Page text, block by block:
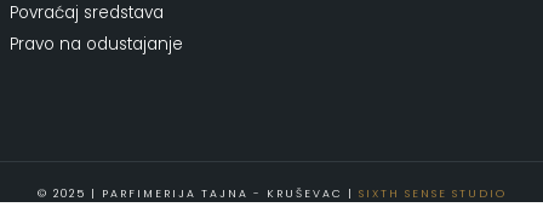
Povraćaj sredstava
Pravo na odustajanje
© 2025 | PARFIMERIJA TAJNA - KRUŠEVAC | SIXTH SENSE STUDIO